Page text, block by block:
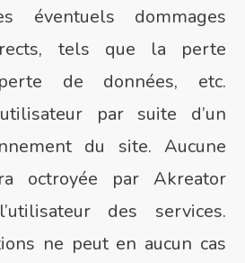
éventuels dommages
tels que la perte
perte de données, etc.
par suite d’un
du site. Aucune
octroyée par Akreator
des services.
ne peut en aucun cas